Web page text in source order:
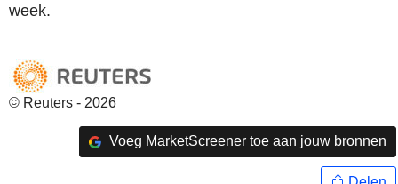
week.
© Reuters - 2026
Voeg MarketScreener toe aan jouw bronnen